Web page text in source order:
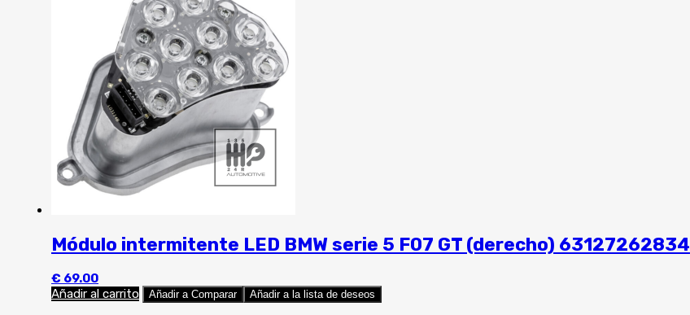
Módulo intermitente LED BMW serie 5 F07 GT (derecho) 63127262834
€ 69.00
Añadir al carrito
Añadir a Comparar Añadir a la lista de deseos